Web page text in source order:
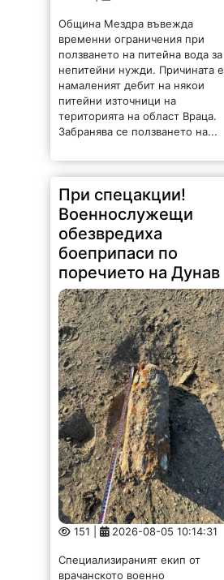
Община Мездра въвежда
временни ограничения при
ползването на питейна вода за
непитейни нужди. Причината е
намаленият дебит на някои
питейни източници на
територията на област Враца.
Забранява се ползването на...
При спецакции!
Военнослужещи
обезвредиха
боеприпаси по
поречието на Дунав
151 | 2026-08-05 10:14:31
Специализираният екип от
врачанското военно